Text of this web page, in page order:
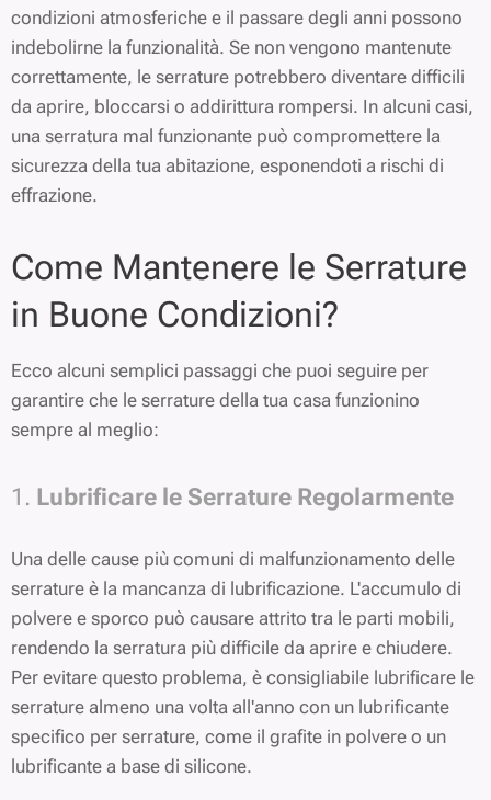
condizioni atmosferiche e il passare degli anni possono
indebolirne la funzionalità. Se non vengono mantenute
correttamente, le serrature potrebbero diventare difficili
da aprire, bloccarsi o addirittura rompersi. In alcuni casi,
una serratura mal funzionante può compromettere la
sicurezza della tua abitazione, esponendoti a rischi di
effrazione.
Come Mantenere le Serrature
in Buone Condizioni?
Ecco alcuni semplici passaggi che puoi seguire per
garantire che le serrature della tua casa funzionino
sempre al meglio:
1. Lubrificare le Serrature Regolarmente
Una delle cause più comuni di malfunzionamento delle
serrature è la mancanza di lubrificazione. L'accumulo di
polvere e sporco può causare attrito tra le parti mobili,
rendendo la serratura più difficile da aprire e chiudere.
Per evitare questo problema, è consigliabile lubrificare le
serrature almeno una volta all'anno con un lubrificante
specifico per serrature, come il grafite in polvere o un
lubrificante a base di silicone.